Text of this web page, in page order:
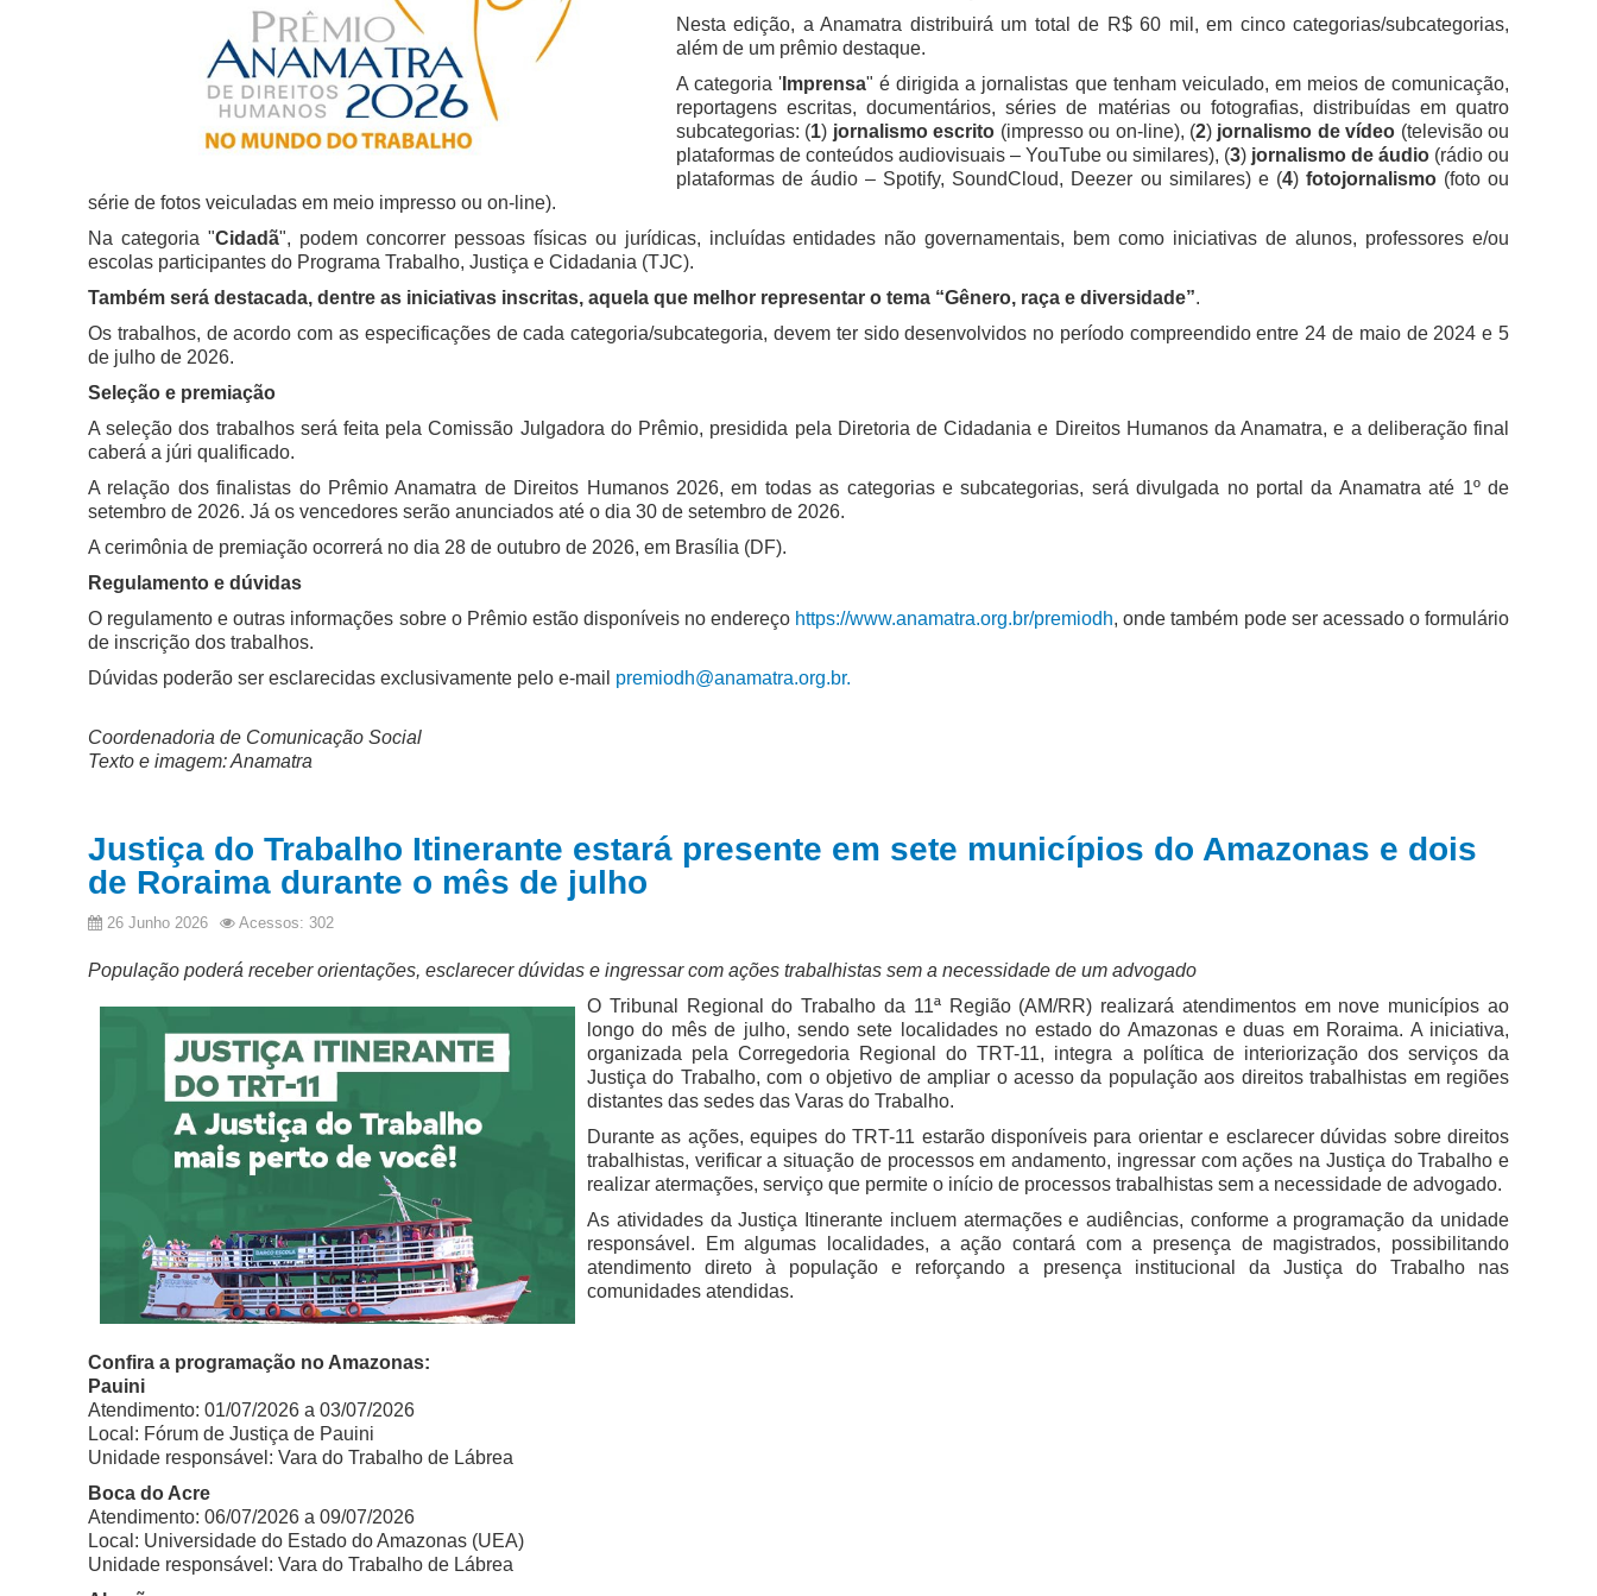
Nesta edição, a Anamatra distribuirá um total de R$ 60 mil, em cinco categorias/subcategorias,
além de um prêmio destaque.
A categoria ' Imprensa" é dirigida a jornalistas que tenham veiculado, em meios de comunicação,
reportagens escritas, documentários, séries de matérias ou fotografias, distribuídas em quatro
subcategorias: (1) jornalismo escrito (impresso ou on-line), (2)jornalismo de vídeo (televisão ou
plataformas de conteúdos audiovisuais – YouTube ou similares), (3) jornalismo de áudio (rádio ou
plataformas de áudio – Spotify, SoundCloud, Deezer ou similares) e (4) fotojornalismo(foto ou
série de fotos veiculadas em meio impresso ou on-line).
Na categoria "Cidadã", podem concorrer pessoas físicas ou jurídicas, incluídas entidades não governamentais, bem como iniciativas de alunos, professores e/ou
escolas participantes do Programa Trabalho, Justiça e Cidadania (TJC).
Também será destacada, dentre as iniciativas inscritas, aquela que melhor representar o tema “Gênero, raça e diversidade”.
Os trabalhos, de acordo com as especificações de cada categoria/subcategoria, devem ter sido desenvolvidos no período compreendido entre 24 de maio de 2024 e 5
de julho de 2026.
Seleção e premiação
A seleção dos trabalhos será feita pela Comissão Julgadora do Prêmio, presidida pela Diretoria de Cidadania e Direitos Humanos da Anamatra, e a deliberação final
caberá a júri qualificado.
A relação dos finalistas do Prêmio Anamatra de Direitos Humanos 2026, em todas as categorias e subcategorias, será divulgada no portal da Anamatra até 1º de
setembro de 2026. Já os vencedores serão anunciados até o dia 30 de setembro de 2026.
A cerimônia de premiação ocorrerá no dia 28 de outubro de 2026, em Brasília (DF).
Regulamento e dúvidas
O regulamento e outras informações sobre o Prêmio estão disponíveis no endereço https://www.anamatra.org.br/premiodh, onde também pode ser acessado o formulário
de inscrição dos trabalhos.
Dúvidas poderão ser esclarecidas exclusivamente pelo e-mail premiodh@anamatra.org.br.
Coordenadoria de Comunicação Social
Texto e imagem: Anamatra
Justiça do Trabalho Itinerante estará presente em sete municípios do Amazonas e dois
de Roraima durante o mês de julho
26 Junho 2026 Acessos: 302
População poderá receber orientações, esclarecer dúvidas e ingressar com ações trabalhistas sem a necessidade de um advogado
O Tribunal Regional do Trabalho da 11ª Região (AM/RR) realizará atendimentos em nove municípios ao
longo do mês de julho, sendo sete localidades no estado do Amazonas e duas em Roraima. A iniciativa,
organizada pela Corregedoria Regional do TRT-11, integra a política de interiorização dos serviços da
Justiça do Trabalho, com o objetivo de ampliar o acesso da população aos direitos trabalhistas em regiões
distantes das sedes das Varas do Trabalho.
Durante as ações, equipes do TRT-11 estarão disponíveis para orientar e esclarecer dúvidas sobre direitos
trabalhistas, verificar a situação de processos em andamento, ingressar com ações na Justiça do Trabalho e
realizar atermações, serviço que permite o início de processos trabalhistas sem a necessidade de advogado.
As atividades da Justiça Itinerante incluem atermações e audiências, conforme a programação da unidade
responsável. Em algumas localidades, a ação contará com a presença de magistrados, possibilitando
atendimento direto à população e reforçando a presença institucional da Justiça do Trabalho nas
comunidades atendidas.
Confira a programação no Amazonas:
Pauini
Atendimento: 01/07/2026 a 03/07/2026
Local: Fórum de Justiça de Pauini
Unidade responsável: Vara do Trabalho de Lábrea
Boca do Acre
Atendimento: 06/07/2026 a 09/07/2026
Local: Universidade do Estado do Amazonas (UEA)
Unidade responsável: Vara do Trabalho de Lábrea